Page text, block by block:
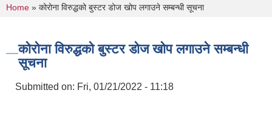
You are here
Home » कोरोना विरुद्धको बुस्टर डोज खोप लगाउने सम्बन्धी सूचना
कोरोना विरुद्धको बुस्टर डोज खोप लगाउने सम्बन्धी
सूचना
Submitted on: Fri, 01/21/2022 - 11:18